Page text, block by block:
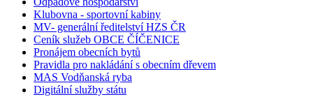
Klubovna - sportovní kabiny
MV- generální ředitelství HZS ČR
Ceník služeb OBCE ČÍČENICE
Pronájem obecních bytů
Pravidla pro nakládání s obecním dřevem
MAS Vodňanská ryba
Digitální služby státu